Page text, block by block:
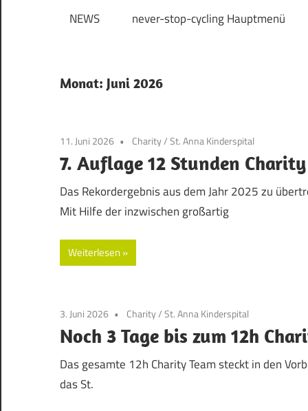
Stop
Cycling
NEWS never-stop-cycling Hauptmenü
Monat: Juni 2026
11. Juni 2026 Charity/St. Anna Kinderspital
7. Auflage 12 Stunden
Das Rekordergebnis aus dem Jahr 2025 zu
Mit Hilfe der inzwischen großartig
Weiterlesen
3. Juni 2026 Charity/St. Anna Kinderspital
Noch 3 Tage bis zum 12h
Das gesamte 12h Charity Team steckt in den
das St.